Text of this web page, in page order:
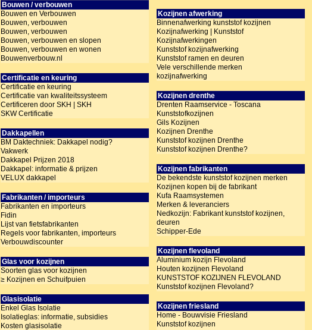
Bouwen / verbouwen
Bouwen en Verbouwen
Bouwen, verbouwen
Bouwen, verbouwen
Bouwen, verbouwen en slopen
Bouwen, verbouwen en wonen
Bouwenverbouw.nl
Certificatie en keuring
Certificatie en keuring
Certificatie van kwaliteitssysteem
Certificeren door SKH | SKH
SKW Certificatie
Dakkapellen
BM Daktechniek: Dakkapel nodig?
Vakwerk
Dakkapel Prijzen 2018
Dakkapel: informatie & prijzen
VELUX dakkapel
Fabrikanten / importeurs
Fabrikanten en importeurs
Fidin
Lijst van fietsfabrikanten
Regels voor fabrikanten, importeurs
Verbouwdiscounter
Glas voor kozijnen
Soorten glas voor kozijnen
≥ Kozijnen en Schuifpuien
Glasisolatie
Enkel Glas Isolatie
Isolatieglas: informatie, subsidies
Kosten glasisolatie
Kozijnen afwerking
Binnenafwerking kunststof kozijnen
Kozijnafwerking | Kunststof
Kozijnafwerkingen
Kunststof kozijnafwerking
Kunststof ramen en deuren
Vele verschillende merken
kozijnafwerking
Kozijnen drenthe
Drenten Raamservice - Toscana
Kunststofkozijnen
Gils Kozijnen
Kozijnen Drenthe
Kunststof kozijnen Drenthe
Kunststof kozijnen Drenthe?
Kozijnen fabrikanten
De bekendste kunststof kozijnen merken
Kozijnen kopen bij de fabrikant
Kufa Raamsystemen
Merken & leveranciers
Nedkozijn: Fabrikant kunststof kozijnen,
deuren
Schipper-Ede
Kozijnen flevoland
Aluminium kozijn Flevoland
Houten kozijnen Flevoland
KUNSTSTOF KOZIJNEN FLEVOLAND
Kunststof kozijnen Flevoland?
Kozijnen friesland
Home - Bouwvisie Friesland
Kunststof kozijnen